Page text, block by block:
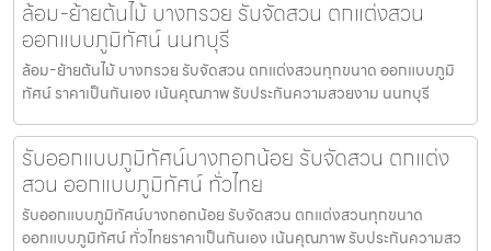
ล้อม-ย้ายต้นไม้ บางกรวย รับจัดสวน ตกแต่งสวน
ออกแบบภูมิทัศน์ นนทบุรี
ล้อม-ย้ายต้นไม้ บางกรวย รับจัดสวน ตกแต่งสวนทุกขนาด ออกแบบภูมิ
ทัศน์ ราคาเป็นกันเอง เน้นคุณภาพ รับประกันความสวยงาม นนทบุรี
รับออกแบบภูมิทัศน์บางกอกน้อย รับจัดสวน ตกแต่ง
สวน ออกแบบภูมิทัศน์ ทั่วไทย
รับออกแบบภูมิทัศน์บางกอกน้อย รับจัดสวน ตกแต่งสวนทุกขนาด
ออกแบบภูมิทัศน์ ทั่วไทยราคาเป็นกันเอง เน้นคุณภาพ รับประกันความสว